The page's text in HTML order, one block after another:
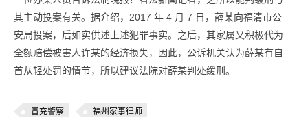
其主动投案有关。据介绍，2017 年 4 月 7 日，薛某向福清市公
安局投案，后如实供述上述犯罪事实。之后，其家属又积极代为
全额赔偿被害人许某的经济损失，因此，公诉机关认为薛某有自
首从轻处罚的情节，所以建议法院对薛某判处缓刑。
冒充警察 福州家事律师